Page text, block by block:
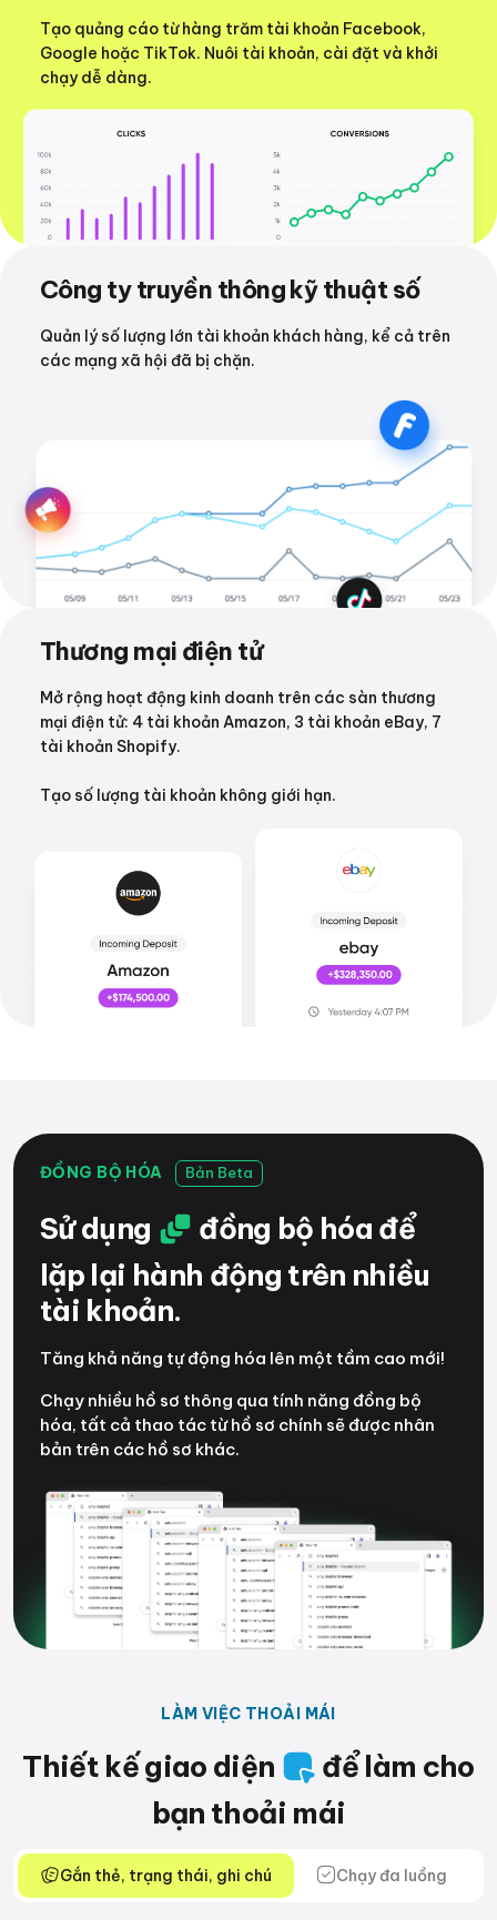
Tạo quảng cáo từ hàng trăm tài khoản Facebook,
Google hoặc TikTok. Nuôi tài khoản, cài đặt và khởi
chạy dễ dàng.
Công ty truyền thông kỹ thuật số
Quản lý số lượng lớn tài khoản khách hàng, kể cả trên
các mạng xã hội đã bị chặn.
Thương mại điện tử
Mở rộng hoạt động kinh doanh trên các sàn thương
mại điện tử: 4 tài khoản Amazon, 3 tài khoản eBay, 7
tài khoản Shopify.
Tạo số lượng tài khoản không giới hạn.
ĐỒNG BỘ HÓA Bản Beta
Sử dụng
đồng bộ hóa để
lặp lại hành động trên nhiều
tài khoản.
Tăng khả năng tự động hóa lên một tầm cao mới!
Chạy nhiều hồ sơ thông qua tính năng đồng bộ
hóa, tất cả thao tác từ hồ sơ chính sẽ được nhân
bản trên các hồ sơ khác.
LÀM VIỆC THOẢI MÁI
Thiết kế giao diện
để làm cho
bạn thoải mái
Gắn thẻ, trạng thái, ghi chú Chạy đa luồng